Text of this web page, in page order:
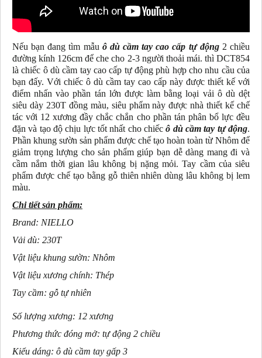
Nếu bạn đang tìm mẫu ô dù cầm tay cao cấp tự động2 chiều
đường kính 126cm để che cho 2-3 người thoải mái. thì DCT854
là chiếc ô dù cầm tay cao cấp tự động phù hợp cho nhu cầu của
bạn đấy. Với chiếc ô dù cầm tay cao cấp này được thiết kế với
điểm nhấn vào phần tán lớn được làm bằng loại vải ô dù dệt
siêu dày 230T đồng màu, siêu phẩm này được nhà thiết kế chế
tác với 12 xương đầy chắc chắn cho phần tán phân bổ lực đều
đặn và tạo độ chịu lực tốt nhất cho chiếcô dù cầm tay tự động.
Phần khung sườn sản phẩm được chế tạo hoàn toàn từ Nhôm để
giảm trọng lượng cho sản phẩm giúp bạn dễ dàng mang đi và
cầm nắm thời gian lâu không bị nặng mỏi. Tay cầm của siêu
phẩm được chế tạo bằng gỗ thiên nhiên dùng lâu không bị lem
màu.
Chi tiết sản phẩm:
Brand: NIELLO
Vải dù: 230T
Vật liệu khung sườn: Nhôm
Vật liệu xương chính: Thép
Tay cầm: gỗ tự nhiên
Số lượng xương: 12 xương
Phương thức đóng mở: tự động 2 chiều
Kiểu dáng: ô dù cầm tay gấp 3